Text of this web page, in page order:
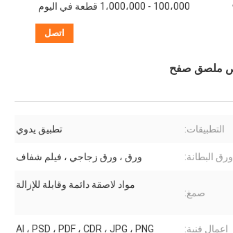
100،000 - 1،000،000 قطعة في اليوم
اتصل
التطبيقات: تطبيق يدوي
ورق البطانة: ورق ، ورق زجاجي ، فيلم شفاف
صمغ:
مواد لاصقة دائمة وقابلة للإزالة
اعمال فنية: AI ، PSD ، PDF ، CDR ، JPG ، PNG